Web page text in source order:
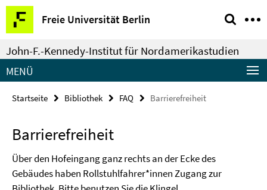
Springe
direkt
zu
Inhalt
Freie Universität Berlin
Service-
Navigation
John-F.-Kennedy-Institut für Nordamerikastudien
MENÜ
Startseite Bibliothek FAQ Barrierefreiheit
Barrierefreiheit
Über den Hofeingang ganz rechts an der Ecke des
Gebäudes haben Rollstuhlfahrer*innen Zugang zur